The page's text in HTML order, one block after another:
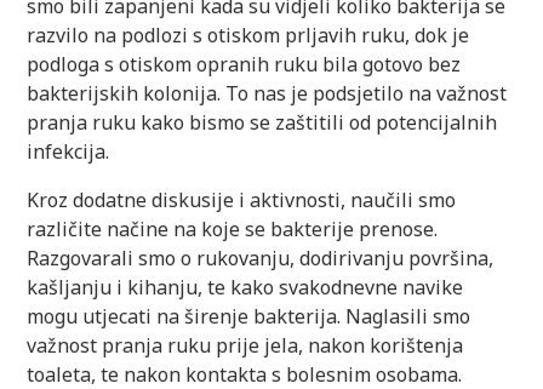
smo bili zapanjeni kada su vidjeli koliko bakterija se
razvilo na podlozi s otiskom prljavih ruku, dok je
podloga s otiskom opranih ruku bila gotovo bez
bakterijskih kolonija. To nas je podsjetilo na važnost
pranja ruku kako bismo se zaštitili od potencijalnih
infekcija.
Kroz dodatne diskusije i aktivnosti, naučili smo
različite načine na koje se bakterije prenose.
Razgovarali smo o rukovanju, dodirivanju površina,
kašljanju i kihanju, te kako svakodnevne navike
mogu utjecati na širenje bakterija. Naglasili smo
važnost pranja ruku prije jela, nakon korištenja
toaleta, te nakon kontakta s bolesnim osobama.